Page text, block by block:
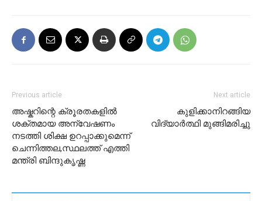
Previous article
അഷ്കറിന്റെ ക്രൂരതകളിൽ
ശക്തമായ അന്വേഷണം
നടത്തി ശിക്ഷ ഉറപ്പാക്കുമെന്ന്
ചെന്നിത്തല,സ്ഥലത്ത് എത്തി
മന്ത്രി ബിന്ദുകൃഷ്ണ
Next article
കുളിക്കാനിറങ്ങിയ
വിദ്യാർത്ഥി മുങ്ങിമരിച്ചു